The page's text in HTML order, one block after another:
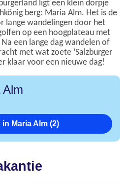
ligt een klein dorpje
berg: Maria Alm. Het is de
lange wandelingen door het
op een hoogplateau met
een lange dag wandelen of
met wat zoete ‘Salzburger
klaar voor een nieuwe dag!
Alm
Maria Alm (2)